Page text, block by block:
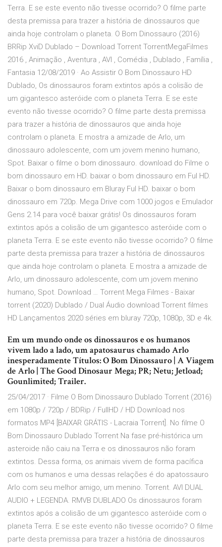
Terra. E se este evento não tivesse ocorrido? O filme parte
desta premissa para trazer a história de dinossauros que
ainda hoje controlam o planeta. O Bom Dinossauro (2016)
BRRip XviD Dublado – Download Torrent TorrentMegaFilmes
2016 , Animação , Aventura , AVI , Comédia , Dublado , Família ,
Fantasia 12/08/2019 · Ao Assistir O Bom Dinossauro HD
Dublado, Os dinossauros foram extintos após a colisão de
um gigantesco asteróide com o planeta Terra. E se este
evento não tivesse ocorrido? O filme parte desta premissa
para trazer a história de dinossauros que ainda hoje
controlam o planeta. E mostra a amizade de Arlo, um
dinossauro adolescente, com um jovem menino humano,
Spot. Baixar o filme o bom dinossauro. download do Filme o
bom dinossauro em HD. baixar o bom dinossauro em Ful HD.
Baixar o bom dinossauro em Bluray Ful HD. baixar o bom
dinossauro em 720p. Mega Drive com 1000 jogos e Emulador
Gens 2.14 para você baixar grátis! Os dinossauros foram
extintos após a colisão de um gigantesco asteróide com o
planeta Terra. E se este evento não tivesse ocorrido? O filme
parte desta premissa para trazer a história de dinossauros
que ainda hoje controlam o planeta. E mostra a amizade de
Arlo, um dinossauro adolescente, com um jovem menino
humano, Spot. Download … Torrent Mega Filmes - Baixar
torrent (2020) Dublado / Dual Áudio download Torrent filmes
HD Lançamentos 2020 séries em bluray 720p, 1080p, 3D e 4k.
Em um mundo onde os dinossauros e os humanos
vivem lado a lado, um apatosaurus chamado Arlo
inesperadamente Títulos: O Bom Dinossauro | A Viagem
de Arlo | The Good Dinosaur Mega; PR; Netu; Jetload;
Gounlimited; Trailer.
25/04/2017 · Filme O Bom Dinossauro Dublado Torrent (2016)
em 1080p / 720p / BDRip / FullHD / HD Download nos
formatos MP4 [BAIXAR GRÁTIS - Lacraia Torrent]. No filme O
Bom Dinossauro Dublado Torrent Na fase pré-histórica um
asteroide não caiu na Terra e os dinossauros não foram
extintos. Dessa forma, os animais vivem de forma pacífica
com os humanos e uma dessas relações é do apatossauro
Arlo com seu melhor amigo, um menino. Torrent. AVI DUAL
AUDIO + LEGENDA. RMVB DUBLADO Os dinossauros foram
extintos após a colisão de um gigantesco asteróide com o
planeta Terra. E se este evento não tivesse ocorrido? O filme
parte desta premissa para trazer a história de dinossauros